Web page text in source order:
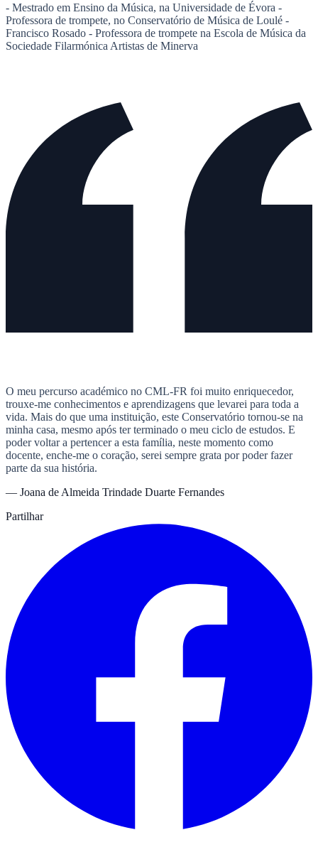
- Mestrado em Ensino da Música, na Universidade de Évora -
Professora de trompete, no Conservatório de Música de Loulé -
Francisco Rosado - Professora de trompete na Escola de Música da
Sociedade Filarmónica Artistas de Minerva
O meu percurso académico no CML-FR foi muito enriquecedor,
trouxe-me conhecimentos e aprendizagens que levarei para toda a
vida. Mais do que uma instituição, este Conservatório tornou-se na
minha casa, mesmo após ter terminado o meu ciclo de estudos. E
poder voltar a pertencer a esta família, neste momento como
docente, enche-me o coração, serei sempre grata por poder fazer
parte da sua história.
— Joana de Almeida Trindade Duarte Fernandes
Partilhar